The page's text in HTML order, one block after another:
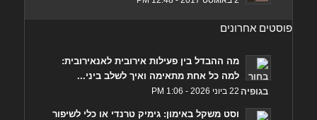
פוסטים אחרונים
מה ההבדל בין פעילות אירובית לאנאירובית:
למה כל אחת מתאימה ואיך לשלב ביני...
22 ביוני 2026 - 1:06 PM
וסט משקל באימון: גימיק טרנדי או כלי לשיפור